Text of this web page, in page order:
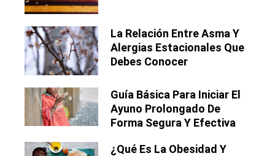
La Relación Entre Asma Y
Alergias Estacionales Que
Debes Conocer
Guía Básica Para Iniciar El
Ayuno Prolongado De
Forma Segura Y Efectiva
¿Qué Es La Obesidad Y